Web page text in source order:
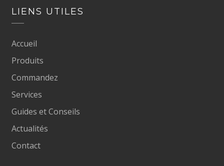
LIENS UTILES
Accueil
Produits
Commandez
Services
Guides et Conseils
Actualités
Contact